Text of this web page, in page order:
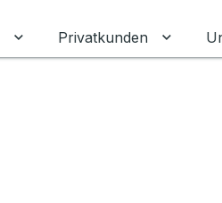
Untermenü für Erneuerbare
Privatkunden